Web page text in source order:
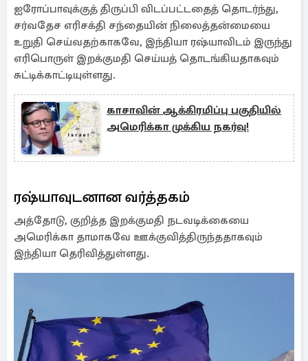
ஐரோப்பாவுக்குத் திருப்பி விடப்பட்டதைத் தொடர்ந்து,
சர்வதேச எரிசக்தி சந்தையின் நிலைத்தன்மையை
உறுதி செய்வதற்காகவே, இந்தியா ரஷ்யாவிடம் இருந்து
எரிபொருள் இறக்குமதி செய்யத் தொடங்கியதாகவும்
சுட்டிக்காட்டியுள்ளது.
காசாவின் ஆக்கிரமிப்பு பகுதியில்
அமெரிக்கா முக்கிய நகர்வு!
ரஷ்யாவுடனான வர்த்தகம்
அத்தோடு, குறித்த இறக்குமதி நடவடிக்கையை
அமெரிக்கா தாமாகவே ஊக்குவித்திருந்ததாகவும்
இந்தியா தெரிவித்துள்ளது.